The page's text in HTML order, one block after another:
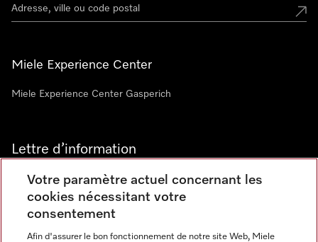
Miele Experience Center
Miele Experience Center Gasperich
Lettre d’information
Votre paramètre actuel concernant les
cookies nécessitant votre
consentement
Afin d'assurer le bon fonctionnement de notre site Web, Miele